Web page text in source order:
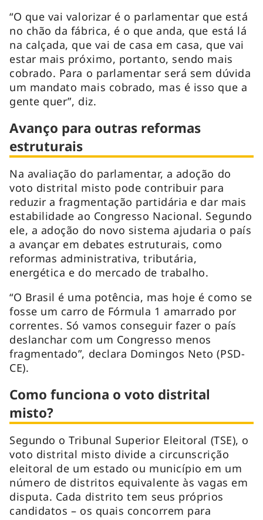
“O que vai valorizar é o parlamentar que está
no chão da fábrica, é o que anda, que está lá
na calçada, que vai de casa em casa, que vai
estar mais próximo, portanto, sendo mais
cobrado. Para o parlamentar será sem dúvida
um mandato mais cobrado, mas é isso que a
gente quer”, diz.
Avanço para outras reformas
estruturais
Na avaliação do parlamentar, a adoção do
voto distrital misto pode contribuir para
reduzir a fragmentação partidária e dar mais
estabilidade ao Congresso Nacional. Segundo
ele, a adoção do novo sistema ajudaria o país
a avançar em debates estruturais, como
reformas administrativa, tributária,
energética e do mercado de trabalho.
“O Brasil é uma potência, mas hoje é como se
fosse um carro de Fórmula 1 amarrado por
correntes. Só vamos conseguir fazer o país
deslanchar com um Congresso menos
fragmentado”, declara Domingos Neto (PSD-
CE).
Como funciona o voto distrital
misto?
Segundo o Tribunal Superior Eleitoral (TSE), o
voto distrital misto divide a circunscrição
eleitoral de um estado ou município em um
número de distritos equivalente às vagas em
disputa. Cada distrito tem seus próprios
candidatos – os quais concorrem para